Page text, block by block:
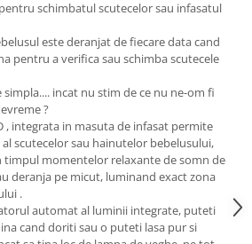
schimbatul scutecelor sau infasatul
este deranjat de fiecare data cand
pentru a verifica sau schimba scutecele
simpla.... incat nu stim de ce nu ne-om fi
?
, integrata in masuta de infasat permite
scutecelor sau hainutelor bebelusului,
timpul momentelor relaxante de somn de
deranja pe micut, luminand exact zona
.
automat al luminii integrate, puteti
cand doriti sau o puteti lasa pur si